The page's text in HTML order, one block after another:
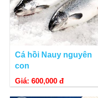
Cá hồi Nauy nguyên
con
Giá: 600,000 đ